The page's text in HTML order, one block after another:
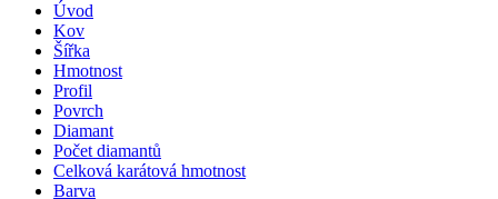
Úvod
Kov
Šířka
Hmotnost
Profil
Povrch
Diamant
Počet diamantů
Celková karátová hmotnost
Barva